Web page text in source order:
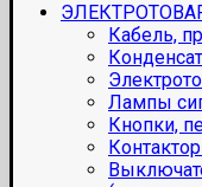
Кабель,
Лампы
Кнопки,